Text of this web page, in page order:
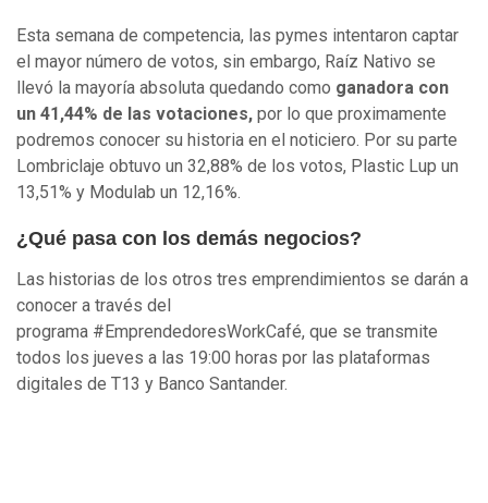
Esta semana de competencia, las pymes intentaron captar
el mayor número de votos, sin embargo, Raíz Nativo se
llevó la mayoría absoluta quedando como ganadora con
un 41,44% de las votaciones, por lo que proximamente
podremos conocer su historia en el noticiero. Por su parte
Lombriclaje obtuvo un 32,88% de los votos, Plastic Lup un
13,51% y Modulab un 12,16%.
¿Qué pasa con los demás negocios?
Las historias de los otros tres emprendimientos se darán a
conocer a través del
programa #EmprendedoresWorkCafé, que se transmite
todos los jueves a las 19:00 horas por las plataformas
digitales de T13 y Banco Santander.